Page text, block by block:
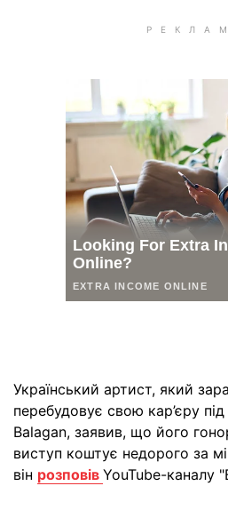
Український артист, який
перебудовує свою кар’єру
Balagan, заявив, що його
виступ коштує недорого за
він розповів YouTube-каналу